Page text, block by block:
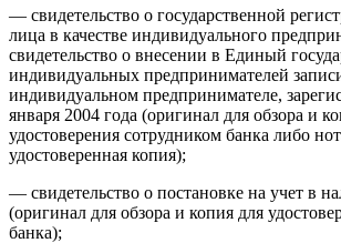
— свидетельство о государственной
лица в качестве индивидуального
свидетельство о внесении в Единый
индивидуальных предпринимателей
индивидуальном предпринимателе,
января 2004 года (оригинал для обзора и
удостоверения сотрудником банка либо
удостоверенная копия);
— свидетельство о постановке на учет в
(оригинал для обзора и копия для
банка);